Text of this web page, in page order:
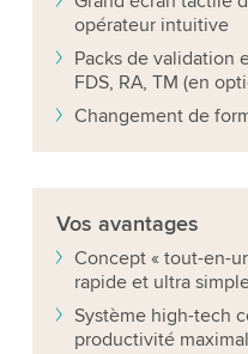
opérateur intuitive
Packs de validation
FDS, RA, TM (en
Changement de
Vos avantages
Concept « tout-en-
rapide et ultra
Système high-tech
productivité